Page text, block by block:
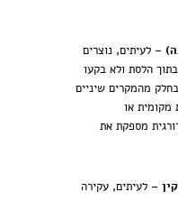
– לעיתים, נוצרים
הלסת ולא בקעו
מהמקרים שיניים
מקומית או
מספקת את
– לעיתים, עקירה